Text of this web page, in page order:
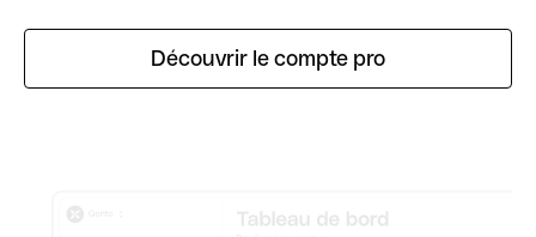
Découvrir le compte pro